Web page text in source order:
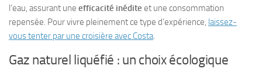
l’eau, assurant une efficacité inédite et une consommation
repensée. Pour vivre pleinement ce type d’expérience, laissez-
vous tenter par une croisière avec Costa.
Gaz naturel liquéfié : un choix écologique